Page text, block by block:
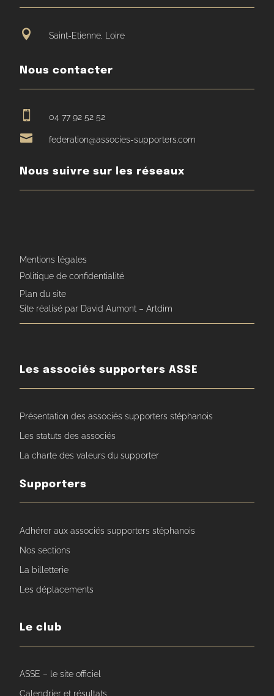
 Saint-Etienne, Loire
Nous contacter
 04 77 92 52 52
 federation@associes-supporters.com
Nous suivre sur les réseaux
Mentions légales
Politique de confidentialité
Plan du site
Site réalisé par David Aumont – Artdim
Les associés supporters ASSE
Présentation des associés supporters stéphanois
Les statuts des associés
La charte des valeurs du supporter
Supporters
Adhérer aux associés supporters stéphanois
Nos sections
La billetterie
Les déplacements
Le club
ASSE – le site officiel
Calendrier et résultats